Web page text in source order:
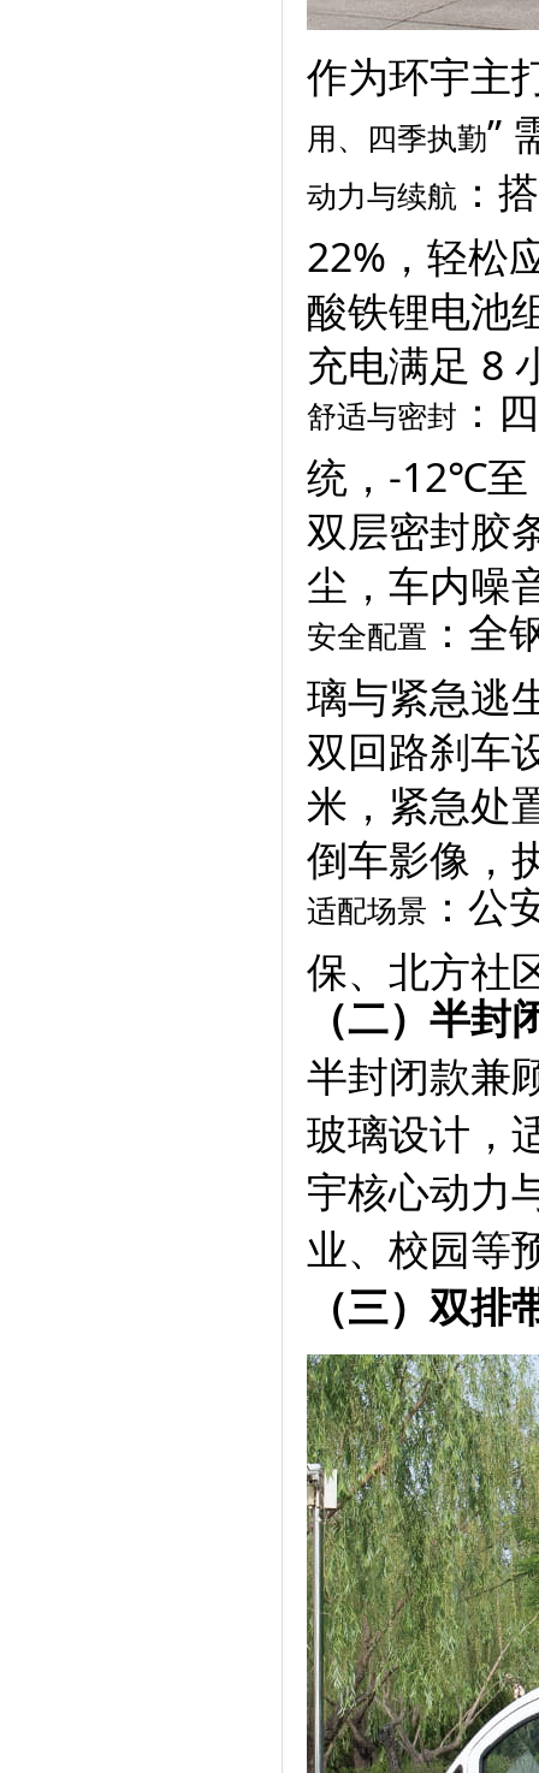
作为环宇主
用、四季执勤”
动力与续航 ：
22%，轻松
酸铁锂电池
充电满足 8
舒适与密封 ：
统，-12℃至
双层密封胶
尘，车内噪
安全配置 ：全
璃与紧急逃
双回路刹车
米，紧急处
倒车影像，
适配场景 ：公
保、北方社
（二）半
半封闭款兼
玻璃设计，
宇核心动力
业、校园等
（三）双